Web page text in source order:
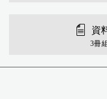
資
3冊